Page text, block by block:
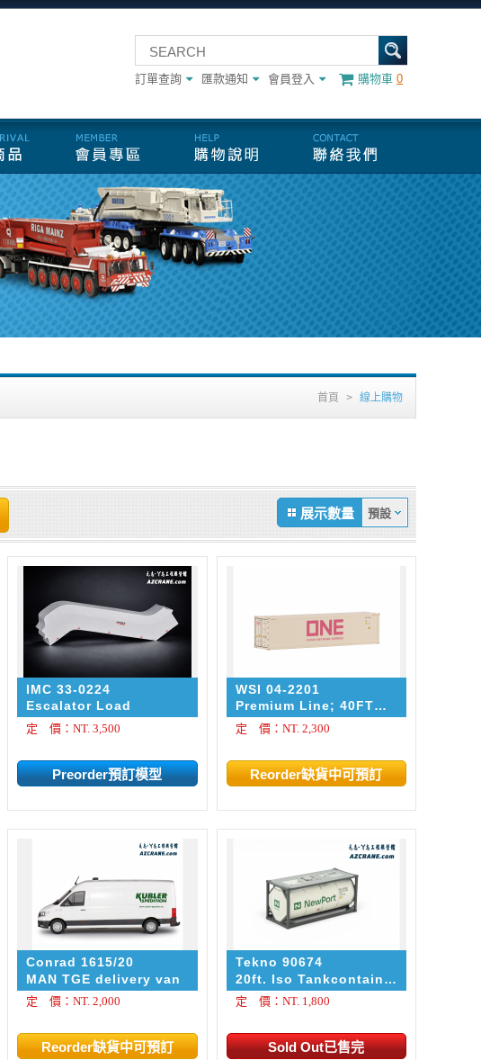
訂單查詢 匯款通知 會員登入 購物車 0
首頁 > 線上購物
展示數量
IMC 33-0224
Escalator Load
定 價：NT. 3,500
WSI 04-2201
Premium Line; 40FT
REEFER CONTAINER
CARRIER
定 價：NT. 2,300
Conrad 1615/20
MAN TGE delivery van
定 價：NT. 2,000
Tekno 90674
20ft. Iso Tankcontainer
Newport
定 價：NT. 1,800